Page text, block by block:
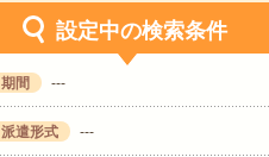
設定中の検索条件
期間 ---
派遣形式 ---